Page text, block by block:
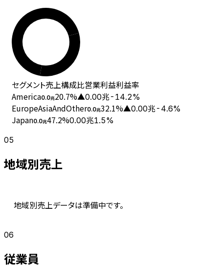
セグメント売上構成比営業利益利益率
America0.0兆20.7%▲0.00兆-14.2%
EuropeAsiaAndOther0.0兆32.1%▲0.00兆-4.6%
Japan0.0兆47.2%0.00兆1.5%
05
地域別売上
地域別売上データは準備中です。
06
従業員